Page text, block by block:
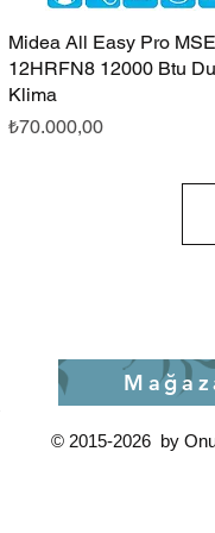
Hızlı Bakış
Midea All Easy Pro
12HRFN8 12000 Btu
Klima
Fiyat
₺70.000,00
© 2015-2026 by